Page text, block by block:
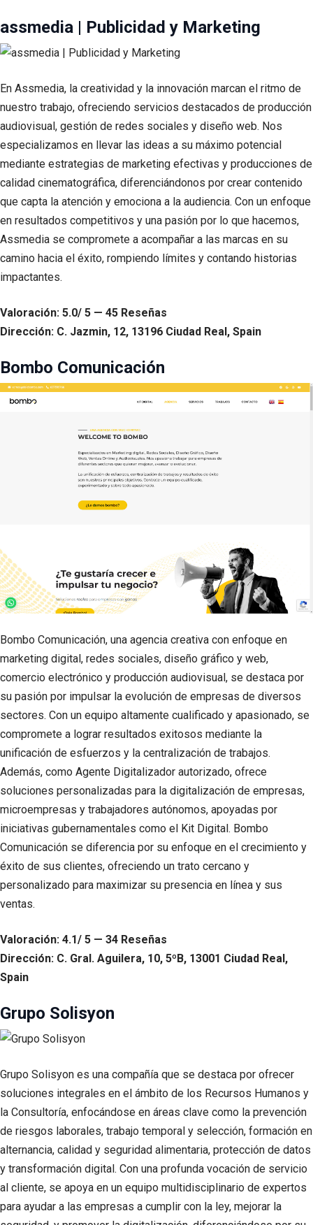
assmedia | Publicidad y Marketing
En Assmedia, la creatividad y la innovación marcan el ritmo de
nuestro trabajo, ofreciendo servicios destacados de producción
audiovisual, gestión de redes sociales y diseño web. Nos
especializamos en llevar las ideas a su máximo potencial
mediante estrategias de marketing efectivas y producciones de
calidad cinematográfica, diferenciándonos por crear contenido
que capta la atención y emociona a la audiencia. Con un enfoque
en resultados competitivos y una pasión por lo que hacemos,
Assmedia se compromete a acompañar a las marcas en su
camino hacia el éxito, rompiendo límites y contando historias
impactantes.
Valoración: 5.0/ 5 — 45 Reseñas
Dirección: C. Jazmin, 12, 13196 Ciudad Real, Spain
Bombo Comunicación
Bombo Comunicación, una agencia creativa con enfoque en
marketing digital, redes sociales, diseño gráfico y web,
comercio electrónico y producción audiovisual, se destaca por
su pasión por impulsar la evolución de empresas de diversos
sectores. Con un equipo altamente cualificado y apasionado, se
compromete a lograr resultados exitosos mediante la
unificación de esfuerzos y la centralización de trabajos.
Además, como Agente Digitalizador autorizado, ofrece
soluciones personalizadas para la digitalización de empresas,
microempresas y trabajadores autónomos, apoyadas por
iniciativas gubernamentales como el Kit Digital. Bombo
Comunicación se diferencia por su enfoque en el crecimiento y
éxito de sus clientes, ofreciendo un trato cercano y
personalizado para maximizar su presencia en línea y sus
ventas.
Valoración: 4.1/ 5 — 34 Reseñas
Dirección: C. Gral. Aguilera, 10, 5ºB, 13001 Ciudad Real,
Spain
Grupo Solisyon
Grupo Solisyon es una compañía que se destaca por ofrecer
soluciones integrales en el ámbito de los Recursos Humanos y
la Consultoría, enfocándose en áreas clave como la prevención
de riesgos laborales, trabajo temporal y selección, formación en
alternancia, calidad y seguridad alimentaria, protección de datos
y transformación digital. Con una profunda vocación de servicio
al cliente, se apoya en un equipo multidisciplinario de expertos
para ayudar a las empresas a cumplir con la ley, mejorar la